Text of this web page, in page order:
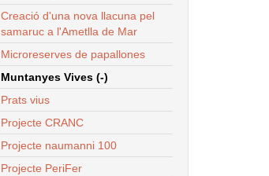
Creació d'una nova llacuna pel
samaruc a l'Ametlla de Mar
Microreserves de papallones
Muntanyes Vives (-)
Prats vius
Projecte CRANC
Projecte naumanni 100
Projecte PeriFer